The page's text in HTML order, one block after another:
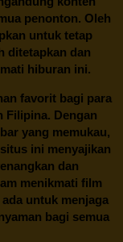
penonton. Oleh
untuk tetap
ditetapkan dan
hiburan ini.
favorit bagi para
Filipina. Dengan
yang memukau,
ini menyajikan
dan
menikmati film
untuk menjaga
bagi semua